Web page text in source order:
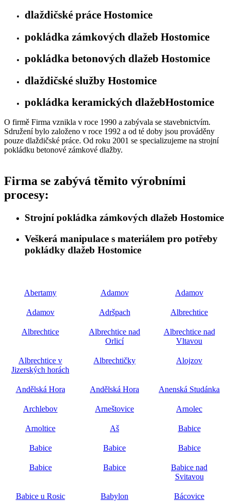
dlaždičské práce Hostomice
pokládka zámkových dlažeb Hostomice
pokládka betonových dlažeb Hostomice
dlaždičské služby Hostomice
pokládka keramických dlažebHostomice
O firmě Firma vznikla v roce 1990 a zabývala se stavebnictvím.
Sdružení bylo založeno v roce 1992 a od té doby jsou prováděny
pouze dlaždičské práce. Od roku 2001 se specializujeme na strojní
pokládku betonové zámkové dlažby.
Firma se zabývá těmito výrobními
procesy:
Strojní pokládka zámkových dlažeb Hostomice
Veškerá manipulace s materiálem pro potřeby
pokládky dlažeb Hostomice
Abertamy Adamov Adamov
Adamov Adršpach Albrechtice
Albrechtice
Albrechtice nad
Orlicí
Albrechtice nad
Vltavou
Albrechtice v
Jizerských horách
Albrechtičky Alojzov
Andělská Hora Andělská Hora Anenská Studánka
Archlebov Arneštovice Arnolec
Arnoltice Aš Babice
Babice Babice Babice
Babice Babice
Babice nad
Svitavou
Babice u Rosic Babylon Bácovice